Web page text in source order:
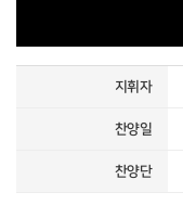
지휘자
찬양일
찬양단